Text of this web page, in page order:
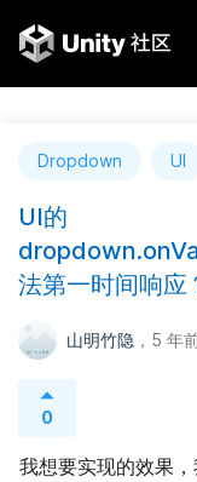
Dropdown UI
UI的
法第一时间响应
山明竹隐 ，5 年
0
我想要实现的效果